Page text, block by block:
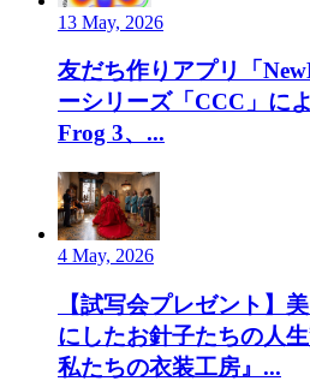
13 May, 2026
友だち作りアプリ「
ーシリーズ「CCC」に
Frog 3、...
4 May, 2026
【試写会プレゼント】
にしたお針子たちの人
私たちの衣装工房』...